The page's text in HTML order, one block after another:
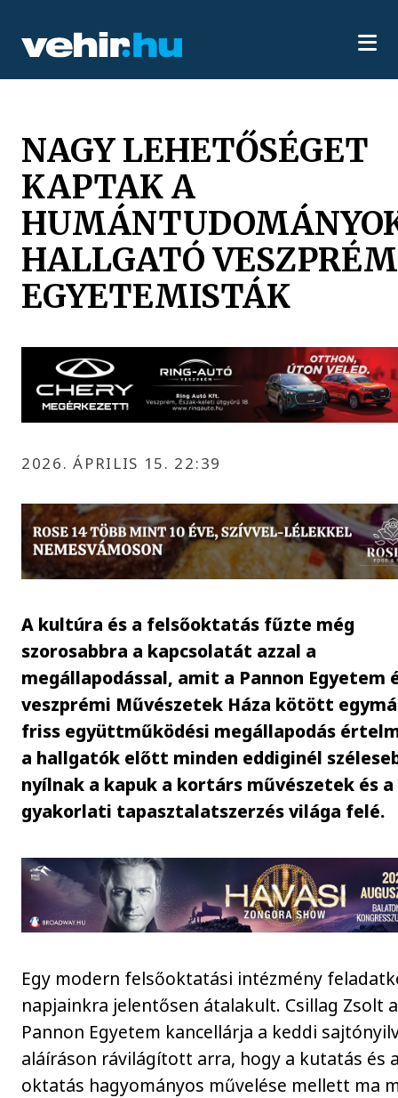
NAGY LEHETŐSÉGET
KAPTAK A
HALLGATÓ
EGYETEMISTÁK
2026. ÁPRILIS 15. 22:39
A kultúra és a felsőoktatás fűzte még
szorosabbra a kapcsolatát azzal a
megállapodással, amit a Pannon Egyetem
veszprémi Művészetek Háza kötött
friss együttműködési megállapodás
a hallgatók előtt minden eddiginél
nyílnak a kapuk a kortárs művészetek és a
gyakorlati tapasztalatszerzés világa felé.
Egy modern felsőoktatási intézmény
napjainkra jelentősen átalakult. Csillag Zsolt a
Pannon Egyetem kancellárja a keddi
aláíráson rávilágított arra, hogy a kutatás és
oktatás hagyományos művelése mellett ma